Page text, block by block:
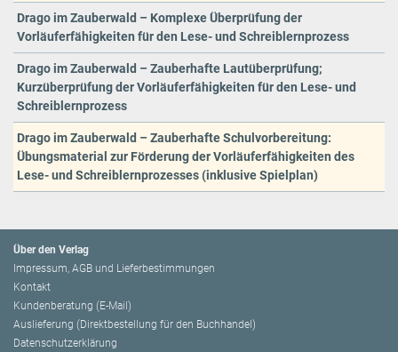
Drago im Zauberwald – Komplexe Überprüfung der
Vorläuferfähigkeiten für den Lese- und Schreiblernprozess
Drago im Zauberwald – Zauberhafte Lautüberprüfung;
Kurzüberprüfung der Vorläuferfähigkeiten für den Lese- und
Schreiblernprozess
Drago im Zauberwald – Zauberhafte Schulvorbereitung:
Übungsmaterial zur Förderung der Vorläuferfähigkeiten des
Lese- und Schreiblernprozesses (inklusive Spielplan)
Über den Verlag
Impressum, AGB und Lieferbestimmungen
Kontakt
Kundenberatung (E-Mail)
Auslieferung (Direktbestellung für den Buchhandel)
Datenschutzerklärung